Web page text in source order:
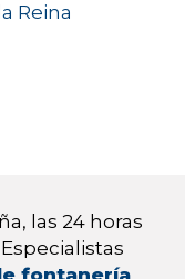
Reina
las 24 horas